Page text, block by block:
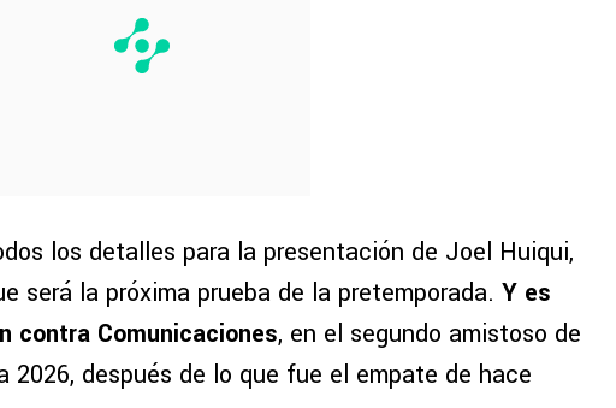
los detalles para la presentación de Joel Huiqui,
será la próxima prueba de la pretemporada. Y es
contra Comunicaciones, en el segundo amistoso de
2026, después de lo que fue el empate de hace